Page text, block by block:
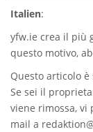
Italien:
yfw.ie crea il più
questo motivo,
Questo articolo
Se sei il
viene rimossa, vi
mail a